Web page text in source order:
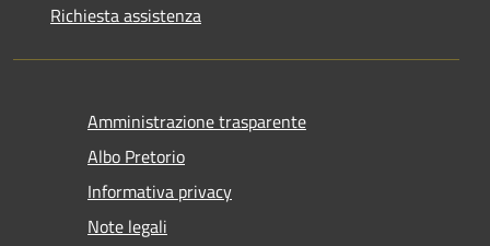
Richiesta assistenza
Amministrazione trasparente
Albo Pretorio
Informativa privacy
Note legali